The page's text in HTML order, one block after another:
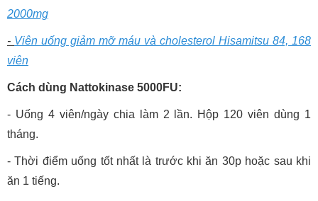
2000mg
- Viên uống giảm mỡ máu và cholesterol Hisamitsu 84, 168
viên
Cách dùng Nattokinase 5000FU:
- Uống 4 viên/ngày chia làm 2 lần. Hộp 120 viên dùng 1
tháng.
- Thời điểm uống tốt nhất là trước khi ăn 30p hoặc sau khi
ăn 1 tiếng.